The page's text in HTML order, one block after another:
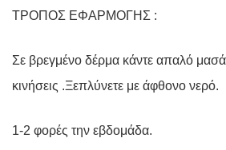
ΤΡΟΠΟΣ ΕΦΑΡΜΟΓΗΣ :
Σε βρεγμένο δέρμα κάντε απαλό
κινήσεις .Ξεπλύνετε με άφθονο νερό.
1-2 φορές την εβδομάδα.